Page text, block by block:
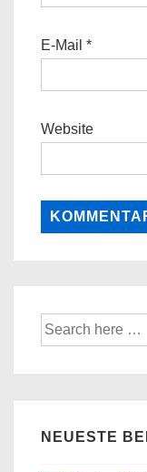
E-Mail *
Website
Suche
nach:
NEUESTE